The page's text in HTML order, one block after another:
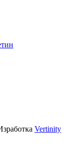
Vertinity